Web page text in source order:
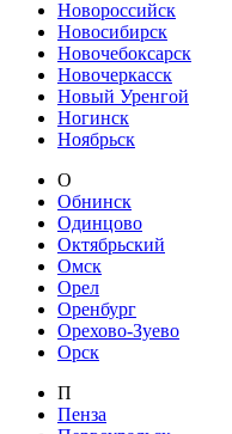
Новороссийск
Новосибирск
Новочебоксарск
Новочеркасск
Новый Уренгой
Ногинск
Ноябрьск
О
Обнинск
Одинцово
Октябрьский
Омск
Орел
Оренбург
Орехово-Зуево
Орск
П
Пенза